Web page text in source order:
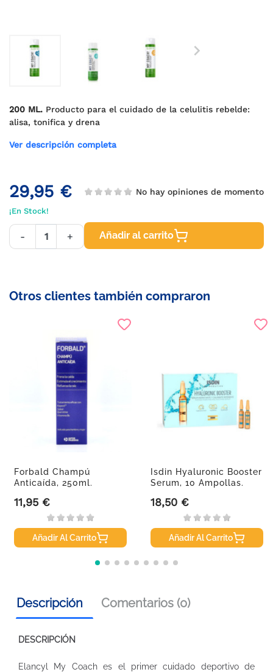

200 ML. Producto para el cuidado de la celulitis rebelde:
alisa, tonifica y drena
Ver descripción completa
29,95 € No hay opiniones de momento
¡En Stock!
- + Añadir al carrito
Otros clientes también compraron
Forbald Champú
Anticaída, 250ml.
Precio
11,95 €
Añadir Al Carrito
Isdin Hyaluronic Booster
Serum, 10 Ampollas.
Precio
18,50 €
Añadir Al Carrito
Descripción Comentarios (0)
DESCRIPCIÓN
Elancyl My Coach es el primer cuidado deportivo de